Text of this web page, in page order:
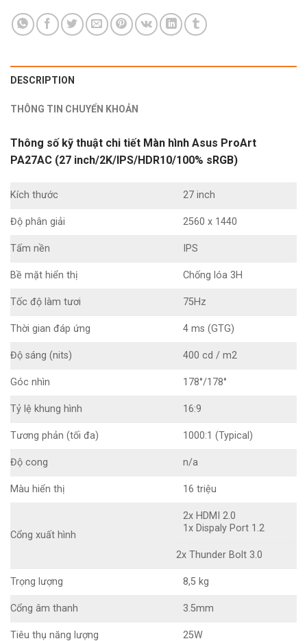
DESCRIPTION
THÔNG TIN CHUYỂN KHOẢN
Thông số kỹ thuật chi tiết Màn hình Asus ProArt
PA27AC (27 inch/2K/IPS/HDR10/100% sRGB)
Kích thước 27 inch
Độ phân giải 2560 x 1440
Tấm nền IPS
Bề mặt hiển thị Chống lóa 3H
Tốc độ làm tươi 75Hz
Thời gian đáp ứng 4 ms (GTG)
Độ sáng (nits) 400 cd / m2
Góc nhìn 178°/178°
Tỷ lệ khung hình 16:9
Tương phản (tối đa) 1000:1 (Typical)
Độ cong n/a
Màu hiển thị 16 triệu
Cổng xuất hình
2x HDMI 2.0
1x Dispaly Port 1.2
2x Thunder Bolt 3.0
Trọng lượng 8,5 kg
Cổng âm thanh 3.5mm
Tiêu thụ năng lượng 25W